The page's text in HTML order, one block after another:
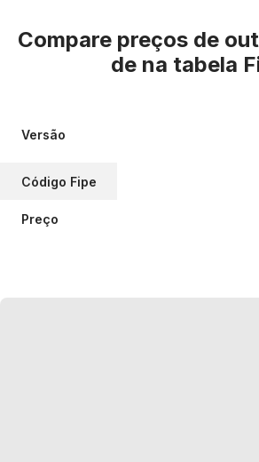
Compare preços de
de na tabela
Versão
Código Fipe
Preço